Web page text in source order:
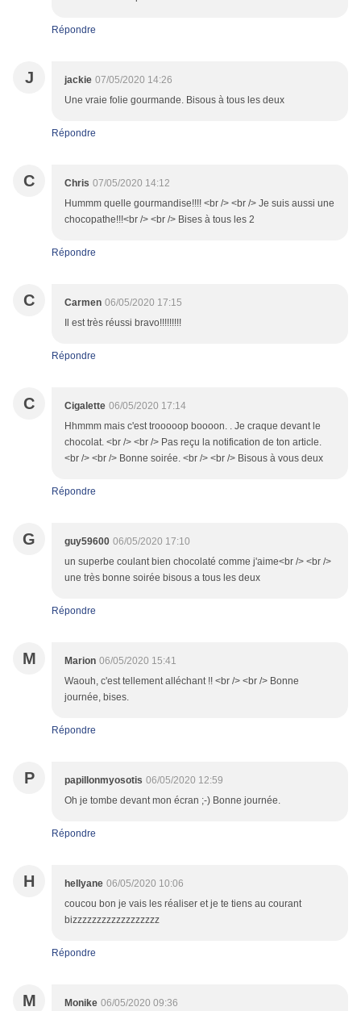
Répondre
J jackie 07/05/2020 14:26
Une vraie folie gourmande. Bisous à tous les deux
Répondre
C Chris 07/05/2020 14:12
Hummm quelle gourmandise!!!! <br /> <br /> Je suis aussi une
chocopathe!!!<br /> <br /> Bises à tous les 2
Répondre
C Carmen 06/05/2020 17:15
Il est très réussi bravo!!!!!!!!!
Répondre
C Cigalette 06/05/2020 17:14
Hhmmm mais c'est trooooop boooon. . Je craque devant le
chocolat. <br /> <br /> Pas reçu la notification de ton article.
<br /> <br /> Bonne soirée. <br /> <br /> Bisous à vous deux
Répondre
G guy59600 06/05/2020 17:10
un superbe coulant bien chocolaté comme j'aime<br /> <br />
une très bonne soirée bisous a tous les deux
Répondre
M Marion 06/05/2020 15:41
Waouh, c'est tellement alléchant !! <br /> <br /> Bonne
journée, bises.
Répondre
P papillonmyosotis 06/05/2020 12:59
Oh je tombe devant mon écran ;-) Bonne journée.
Répondre
H hellyane 06/05/2020 10:06
coucou bon je vais les réaliser et je te tiens au courant
bizzzzzzzzzzzzzzzzzz
Répondre
M Monike 06/05/2020 09:36